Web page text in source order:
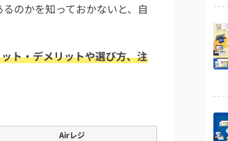
のかを知っておかないと、自
ト・デメリットや選び方、注
Airレジ